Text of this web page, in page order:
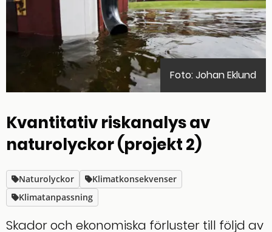
Foto: Johan Eklund
Kvantitativ riskanalys av
naturolyckor (projekt 2)
Naturolyckor
Klimatkonsekvenser
Klimatanpassning
Skador och ekonomiska förluster till följd av